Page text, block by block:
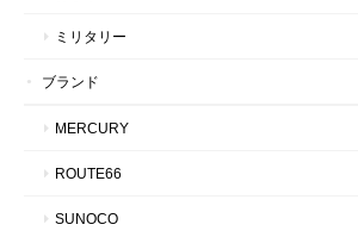
ミリタリー
ブランド
MERCURY
ROUTE66
SUNOCO